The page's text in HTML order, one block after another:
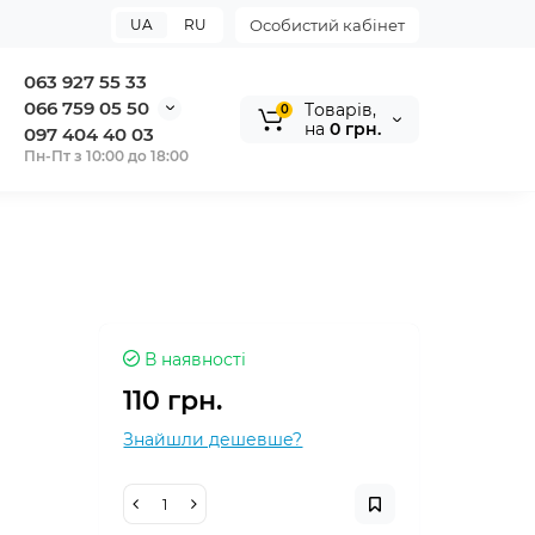
Особистий кабінет
UA RU
063 927 55 33
066 759 05 50
097 404 40 03
Пн-Пт з 10:00 до 18:00
0
Tоварів,
на 0 грн.
В наявності
110 грн.
Знайшли дешевше?